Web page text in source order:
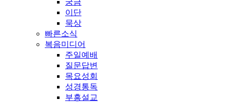
궁금
이단
묵상
빠른소식
복음미디어
주일예배
질문답변
목요성회
성경통독
부흥설교